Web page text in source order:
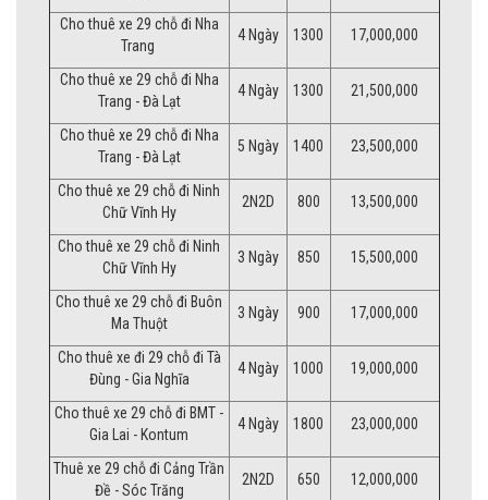
Cho thuê xe 29 chỗ đi Nha
Trang
4 Ngày 1300 17,000,000
Cho thuê xe 29 chỗ đi Nha
Trang - Đà Lạt
4 Ngày 1300 21,500,000
Cho thuê xe 29 chỗ đi Nha
Trang - Đà Lạt
5 Ngày 1400 23,500,000
Cho thuê xe 29 chỗ đi Ninh
Chữ Vĩnh Hy
2N2D 800 13,500,000
Cho thuê xe 29 chỗ đi Ninh
Chữ Vĩnh Hy
3 Ngày 850 15,500,000
Cho thuê xe 29 chỗ đi Buôn
Ma Thuột
3 Ngày 900 17,000,000
Cho thuê xe đi 29 chỗ đi Tà
Đùng - Gia Nghĩa
4 Ngày 1000 19,000,000
Cho thuê xe 29 chỗ đi BMT -
Gia Lai - Kontum
4 Ngày 1800 23,000,000
Thuê xe 29 chỗ đi Cảng Trần
Đề - Sóc Trăng
2N2D 650 12,000,000